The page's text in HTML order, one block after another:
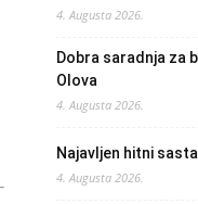
4. Augusta 2026.
Dobra saradnja za
Olova
4. Augusta 2026.
Najavljen hitni
4. Augusta 2026.